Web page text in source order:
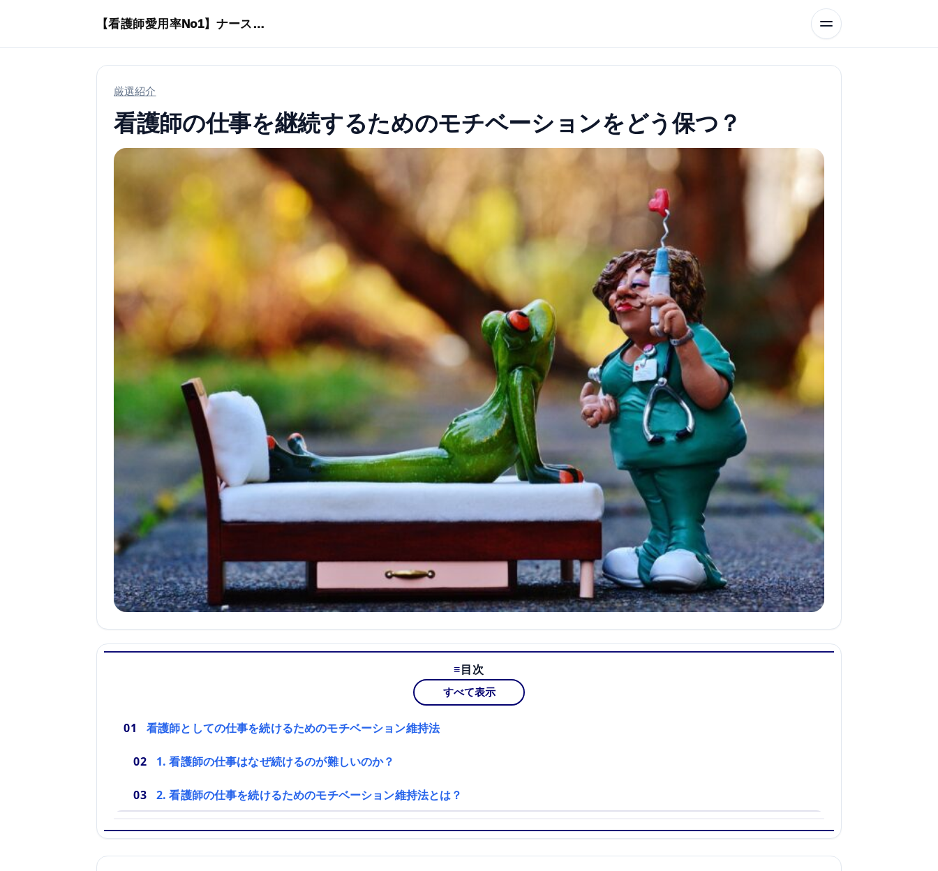
【看護師愛用率No1】ナースリーで人気の商品はコレ
厳選紹介
看護師の仕事を継続するためのモチベーションをどう保つ？
目次
すべて表示
看護師としての仕事を続けるためのモチベーション維持法
1. 看護師の仕事はなぜ続けるのが難しいのか？
2. 看護師の仕事を続けるためのモチベーション維持法とは？